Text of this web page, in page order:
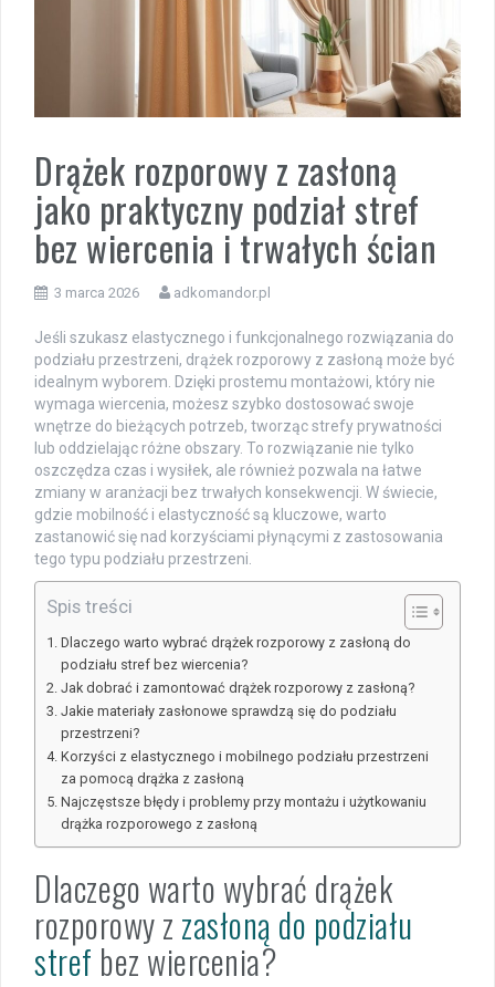
Drążek rozporowy z zasłoną
jako praktyczny podział stref
bez wiercenia i trwałych ścian
3 marca 2026 adkomandor.pl
Jeśli szukasz elastycznego i funkcjonalnego rozwiązania do
podziału przestrzeni, drążek rozporowy z zasłoną może być
idealnym wyborem. Dzięki prostemu montażowi, który nie
wymaga wiercenia, możesz szybko dostosować swoje
wnętrze do bieżących potrzeb, tworząc strefy prywatności
lub oddzielając różne obszary. To rozwiązanie nie tylko
oszczędza czas i wysiłek, ale również pozwala na łatwe
zmiany w aranżacji bez trwałych konsekwencji. W świecie,
gdzie mobilność i elastyczność są kluczowe, warto
zastanowić się nad korzyściami płynącymi z zastosowania
tego typu podziału przestrzeni.
Spis treści
Dlaczego warto wybrać drążek rozporowy z zasłoną do
podziału stref bez wiercenia?
Jak dobrać i zamontować drążek rozporowy z zasłoną?
Jakie materiały zasłonowe sprawdzą się do podziału
przestrzeni?
Korzyści z elastycznego i mobilnego podziału przestrzeni
za pomocą drążka z zasłoną
Najczęstsze błędy i problemy przy montażu i użytkowaniu
drążka rozporowego z zasłoną
Dlaczego warto wybrać drążek
rozporowy z zasłoną do podziału
stref bez wiercenia?